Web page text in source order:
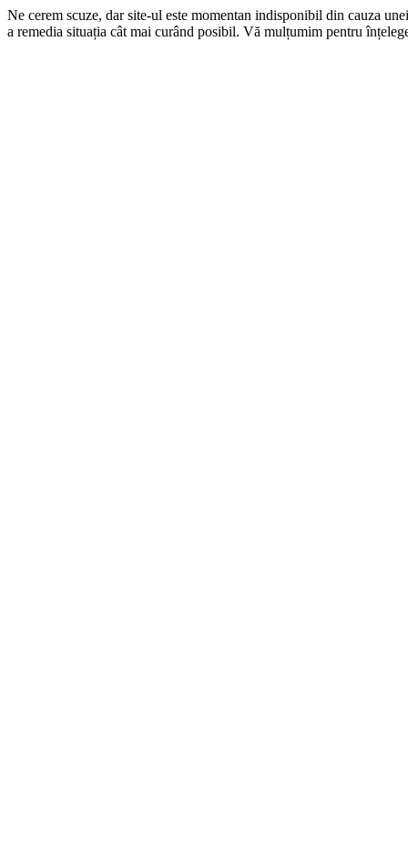
Ne cerem scuze, dar site-ul este momentan indisponibil din cauza
a remedia situația cât mai curând posibil. Vă mulțumim pentru